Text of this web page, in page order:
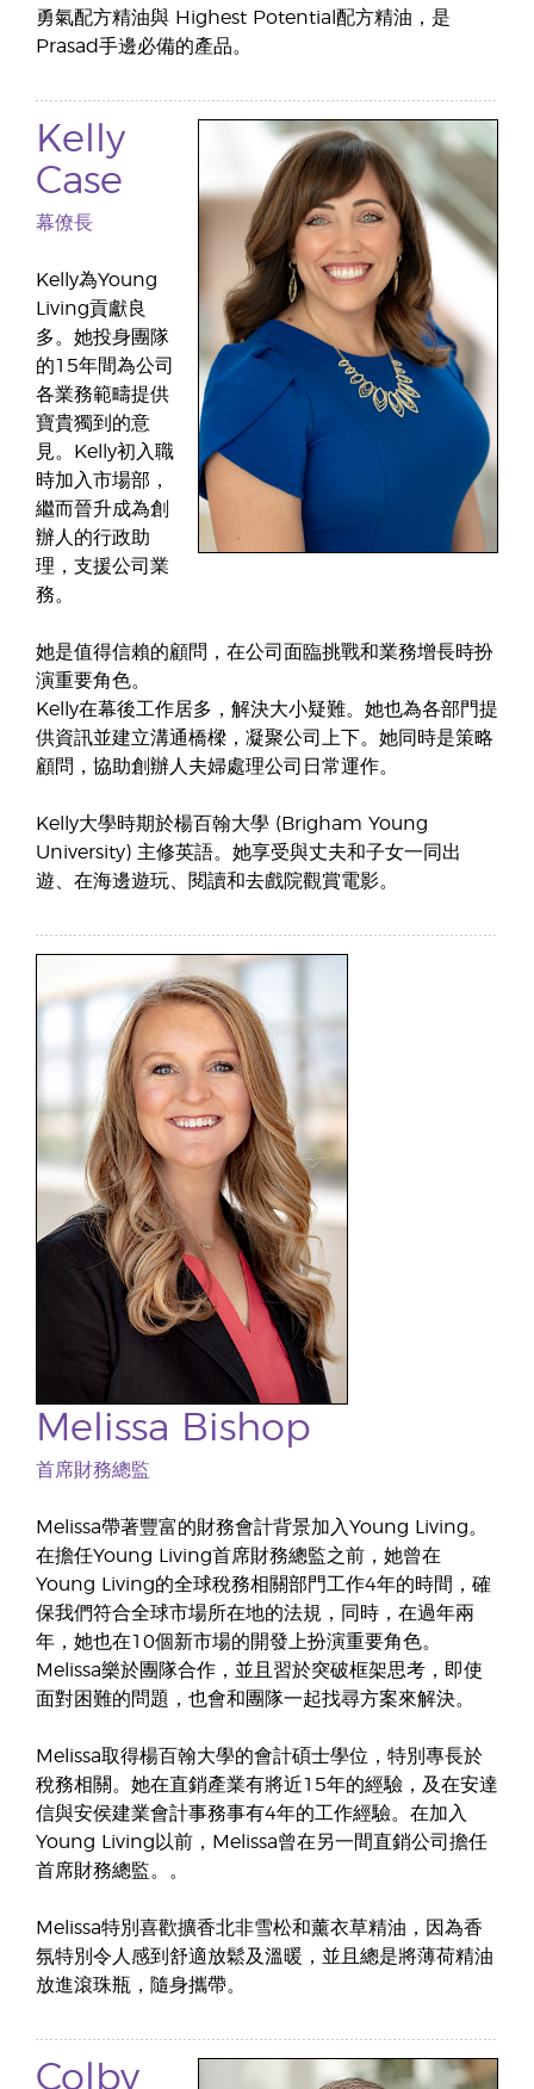
勇氣配方精油與 Highest Potential配方精油，是
Prasad手邊必備的產品。
Kelly
Case
幕僚長
Kelly為Young
Living貢獻良
多。她投身團隊
的15年間為公司
各業務範疇提供
寶貴獨到的意
見。Kelly初入職
時加入市場部，
繼而晉升成為創
辦人的行政助
理，支援公司業
務。
她是值得信賴的顧問，在公司面臨挑戰和業務增長時扮
演重要角色。
Kelly在幕後工作居多，解決大小疑難。她也為各部門提
供資訊並建立溝通橋樑，凝聚公司上下。她同時是策略
顧問，協助創辦人夫婦處理公司日常運作。
Kelly大學時期於楊百翰大學 (Brigham Young
University) 主修英語。她享受與丈夫和子女一同出
遊、在海邊遊玩、閱讀和去戲院觀賞電影。
Melissa Bishop
首席財務總監
Melissa帶著豐富的財務會計背景加入Young Living。
在擔任Young Living首席財務總監之前，她曾在
Young Living的全球稅務相關部門工作4年的時間，確
保我們符合全球市場所在地的法規，同時，在過年兩
年，她也在10個新市場的開發上扮演重要角色。
Melissa樂於團隊合作，並且習於突破框架思考，即使
面對困難的問題，也會和團隊一起找尋方案來解決。
Melissa取得楊百翰大學的會計碩士學位，特別專長於
稅務相關。她在直銷產業有將近15年的經驗，及在安達
信與安侯建業會計事務事有4年的工作經驗。在加入
Young Living以前，Melissa曾在另一間直銷公司擔任
首席財務總監。。
Melissa特別喜歡擴香北非雪松和薰衣草精油，因為香
氛特別令人感到舒適放鬆及溫暖，並且總是將薄荷精油
放進滾珠瓶，隨身攜帶。
Colby